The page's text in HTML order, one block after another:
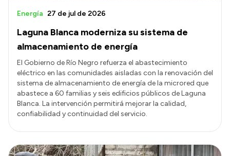
Laguna Blanca moderniza su sistema de
almacenamiento de energía
Energía 27 de jul de 2026
El Gobierno de Río Negro refuerza el abastecimiento
eléctrico en las comunidades aisladas con la renovación del
sistema de almacenamiento de energía de la microred que
abastece a 60 familias y seis edificios públicos de Laguna
Blanca. La intervención permitirá mejorar la calidad,
confiabilidad y continuidad del servicio.